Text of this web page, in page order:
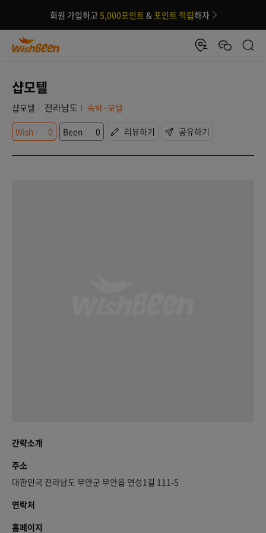
회원 가입하고 5,000포인트 &포인트 적립하자
샵모텔
샵모텔 전라남도
숙박·모텔
Wish
0 Been 0 리뷰하기 공유하기
간략소개
주소
대한민국 전라남도 무안군 무안읍 면성1길 111-5
연락처
홈페이지